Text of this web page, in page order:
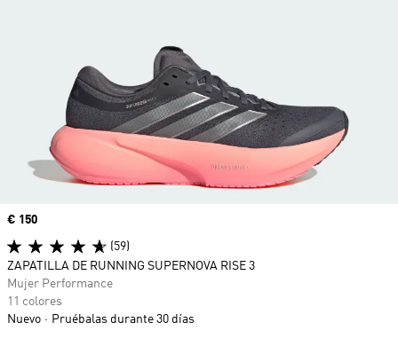
Precio
€ 150
(59)
ZAPATILLA DE RUNNING SUPERNOVA RISE 3
Mujer Performance
11 colores
Nuevo
Pruébalas durante 30 días